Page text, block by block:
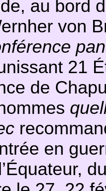
au bord
von
21
de
en